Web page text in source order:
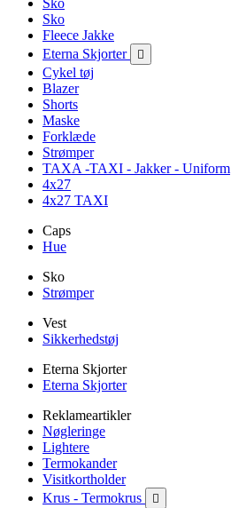
Sko
Sko
Fleece Jakke
Eterna Skjorter

Cykel tøj
Blazer
Shorts
Maske
Forklæde
Strømper
TAXA -TAXI - Jakker - Uniform
4x27
4x27 TAXI
Caps
Hue
Sko
Strømper
Vest
Sikkerhedstøj
Eterna Skjorter
Eterna Skjorter
Reklameartikler
Nøgleringe
Lightere
Termokander
Visitkortholder
Krus - Termokrus
